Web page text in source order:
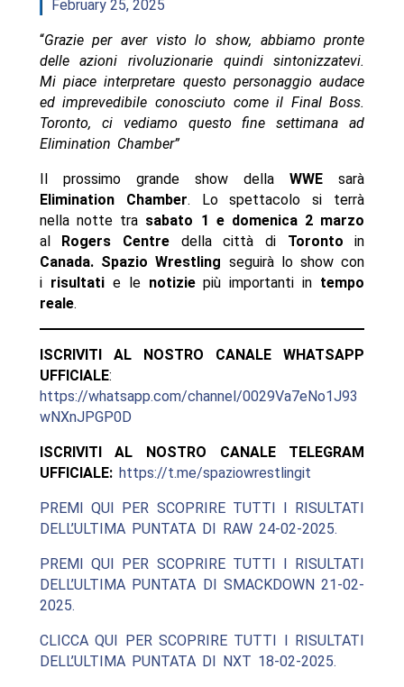
February 25, 2025
“Grazie per aver visto lo show, abbiamo pronte
delle azioni rivoluzionarie quindi sintonizzatevi.
Mi piace interpretare questo personaggio audace
ed imprevedibile conosciuto come il Final Boss.
Toronto, ci vediamo questo fine settimana ad
Elimination Chamber”
Il prossimo grande show dellaWWE sarà
Elimination Chamber. Lo spettacolo si terrà
nella notte tra sabato 1 e domenica 2 marzo
al
Rogers Centre della città di Toronto in
Canada. Spazio Wrestling seguirà lo show con
i risultatie le notiziepiù importanti in tempo
reale.
ISCRIVITI AL NOSTRO CANALE WHATSAPP
UFFICIALE:
https://whatsapp.com/channel/0029Va7eNo1J93
wNXnJPGP0D
ISCRIVITI AL NOSTRO CANALE TELEGRAM
UFFICIALE: https://t.me/spaziowrestlingit
PREMI QUI PER SCOPRIRE TUTTI I RISULTATI
DELL’ULTIMA PUNTATA DI RAW 24-02-2025.
PREMI QUI PER SCOPRIRE TUTTI I RISULTATI
DELL’ULTIMA PUNTATA DI SMACKDOWN 21-02-
2025.
CLICCA QUI PER SCOPRIRE TUTTI I RISULTATI
DELL’ULTIMA PUNTATA DI NXT 18-02-2025.